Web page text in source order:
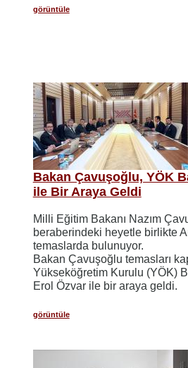
görüntüle
Bakan Çavuşoğlu, YÖK
ile Bir Araya Geldi
Milli Eğitim Bakanı Nazım
beraberindeki heyetle birlikte
temaslarda bulunuyor.
Bakan Çavuşoğlu temasları
Yükseköğretim Kurulu (YÖK)
Erol Özvar ile bir araya geldi.
görüntüle